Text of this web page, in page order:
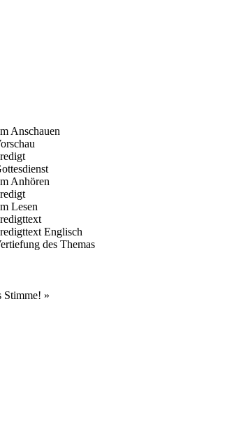
Anschauen
Anhören
Lesen
Englisch
des Themas
Stimme! »